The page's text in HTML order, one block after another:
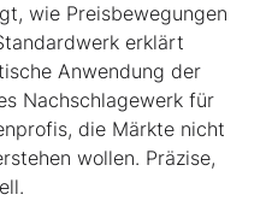
wie Preisbewegungen
erklärt
Anwendung der
Nachschlagewerk für
die Märkte nicht
wollen. Präzise,